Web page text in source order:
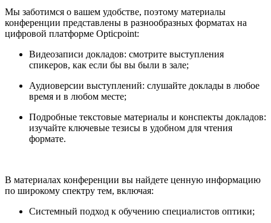
Мы заботимся о вашем удобстве, поэтому материалы
конференции представлены в разнообразных форматах на
цифровой платформе Opticpoint:
Видеозаписи докладов: смотрите выступления
спикеров, как если бы вы были в зале;
Аудиоверсии выступлений: слушайте доклады в любое
время и в любом месте;
Подробные текстовые материалы и конспекты докладов:
изучайте ключевые тезисы в удобном для чтения
формате.
В материалах конференции вы найдете ценную информацию
по широкому спектру тем, включая:
Системный подход к обучению специалистов оптики;